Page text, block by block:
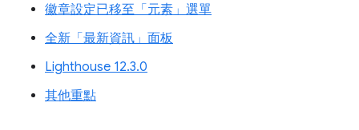
徽章設定已移至「元素」選單
全新「最新資訊」面板
Lighthouse 12.3.0
其他重點